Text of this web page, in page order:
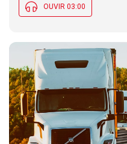
OUVIR 03:00